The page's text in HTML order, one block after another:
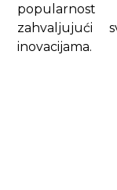
zahvaljujući
inovacijama.